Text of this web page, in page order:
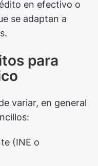
en efectivo o
se adaptan a
para
variar, en general
(INE o